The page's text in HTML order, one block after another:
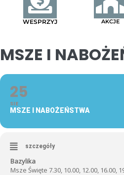
WESPRZYJ AKCJE
MSZE I
25
SIE
MSZE I NABOŻEŃSTWA
szczegóły
Bazylika
Msze Święte 7.30, 10.00, 12.00, 16.00,